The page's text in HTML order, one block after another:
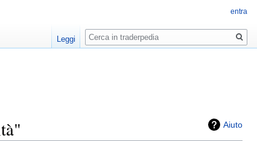
Aiuto
entra
Leggi
Ricerca